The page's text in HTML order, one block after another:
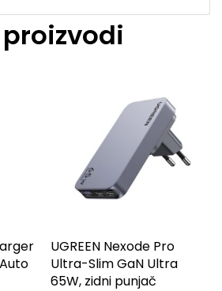
UGREEN Nexode Pro
Ultra-Slim GaN Ultra
65W, zidni punjač